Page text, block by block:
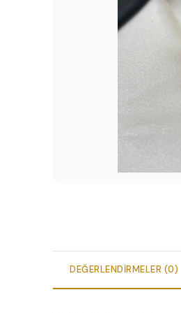
DEĞERLENDIRMELER (0)